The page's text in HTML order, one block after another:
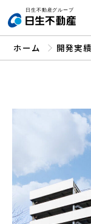
ホーム 開発実績